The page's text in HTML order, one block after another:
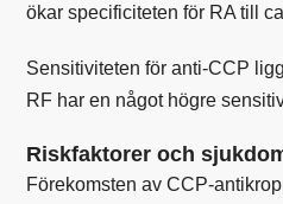
ökar specificiteten för RA till
Sensitiviteten för anti-CCP
RF har en något högre
Riskfaktorer och
Förekomsten av CCP-